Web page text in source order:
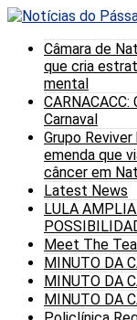
Câmara de
que cria
mental
Carnaval
Grupo
emenda que
câncer em
Latest News
LULA
Meet The
MINUTO DA
MINUTO DA
MINUTO DA